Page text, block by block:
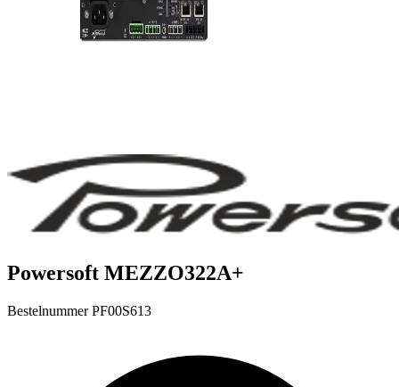
Powersoft MEZZO322A+
BestelnummerPF00S613